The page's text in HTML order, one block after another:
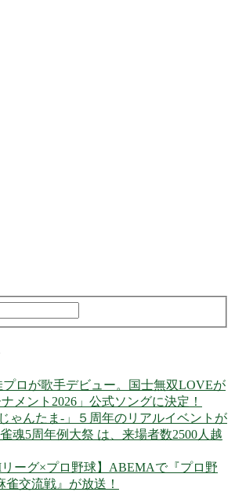
プロが歌手デビュー。国士無双LOVEが
ナメント2026」公式ソングに決定！
じゃんたま-」５周年のリアルイベントが
魂5周年例大祭 は、来場者数2500人越
リーグ×プロ野球】ABEMAで『プロ野
雀交流戦』が放送！